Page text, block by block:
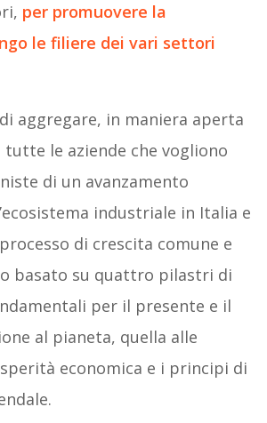
per promuovere la
le filiere dei vari settori
di aggregare, in maniera aperta
le aziende che vogliono
di un avanzamento
industriale in Italia e
di crescita comune e
basato su quattro pilastri di
per il presente e il
al pianeta, quella alle
economica e i principi di